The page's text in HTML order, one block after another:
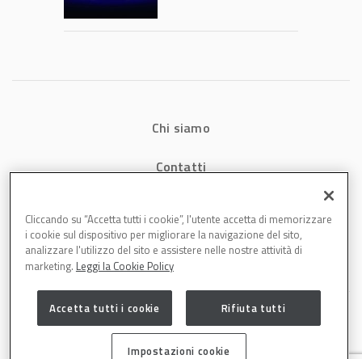
diventa ingegneria
Chi siamo
Contatti
Cookies
Cliccando su “Accetta tutti i cookie”, l'utente accetta di memorizzare
i cookie sul dispositivo per migliorare la navigazione del sito,
analizzare l'utilizzo del sito e assistere nelle nostre attività di
marketing. Leggi la Cookie Policy
Accetta tutti i cookie Rifiuta tutti
Impostazioni cookie